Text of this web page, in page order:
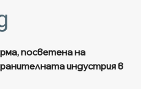
посветена на
индустрия в